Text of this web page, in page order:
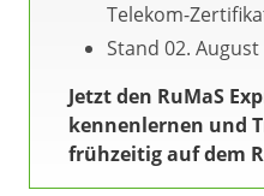
Telekom-
Stand 02. August
Jetzt den RuMaS
kennenlernen und
frühzeitig auf dem